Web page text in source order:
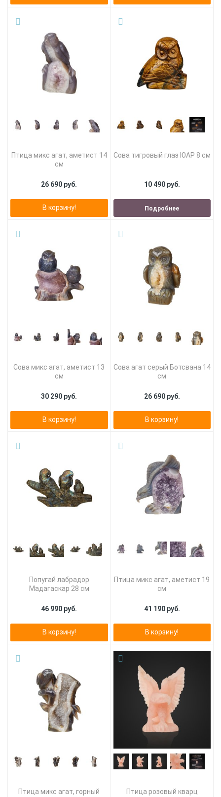
Птица микс агат, аметист 14
см
26 690 руб.
В корзину!
Сова тигровый глаз ЮАР 8 см
10 490 руб.
Подробнее
Сова микс агат, аметист 13
см
30 290 руб.
В корзину!
Сова агат серый Ботсвана 14
см
26 690 руб.
В корзину!
Попугай лабрадор
Мадагаскар 28 см
46 990 руб.
В корзину!
Птица микс агат, аметист 19
см
41 190 руб.
В корзину!
Птица микс агат, горный
Птица розовый кварц